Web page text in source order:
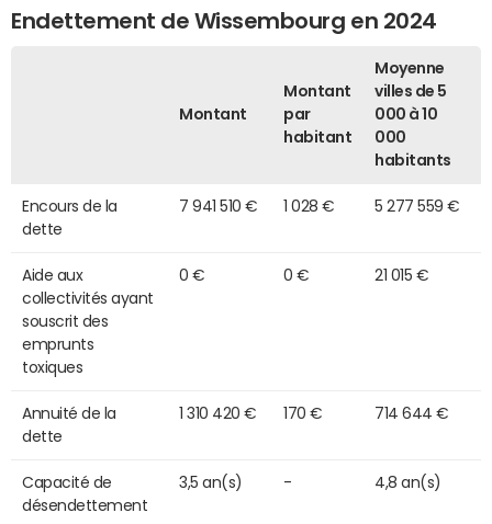
Endettement de Wissembourg en 2024
Montant
Montant
par
habitant
Moyenne
villes de 5
000 à 10
000
habitants
Encours de la
dette
7 941 510 € 1 028 € 5 277 559 €
Aide aux
collectivités ayant
souscrit des
emprunts
toxiques
0 € 0 € 21 015 €
Annuité de la
dette
1 310 420 € 170 € 714 644 €
Capacité de
désendettement
3,5 an(s) - 4,8 an(s)